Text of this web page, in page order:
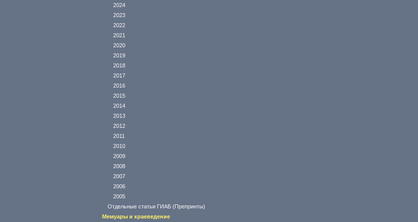
2024
2023
2022
2021
2020
2019
2018
2017
2016
2015
2014
2013
2012
2011
2010
2009
2008
2007
2006
2005
Отдельные статьи ГИАБ (Препринты)
Мемуары и краеведение